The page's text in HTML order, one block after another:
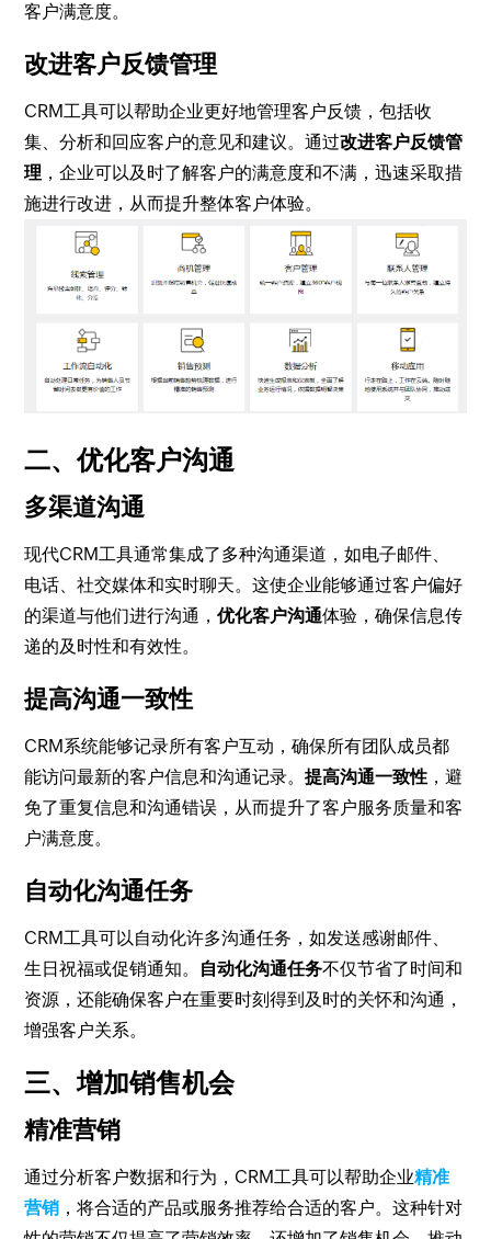
客户满意度。
改进客户反馈管理
CRM工具可以帮助企业更好地管理客户反馈，包括收
集、分析和回应客户的意见和建议。通过改进客户反馈管
理 ，企业可以及时了解客户的满意度和不满，迅速采取措
施进行改进，从而提升整体客户体验。
二、优化客户沟通
多渠道沟通
现代CRM工具通常集成了多种沟通渠道，如电子邮件、
电话、社交媒体和实时聊天。这使企业能够通过客户偏好
的渠道与他们进行沟通，优化客户沟通体验，确保信息传
递的及时性和有效性。
提高沟通一致性
CRM系统能够记录所有客户互动，确保所有团队成员都
能访问最新的客户信息和沟通记录。提高沟通一致性 ，避
免了重复信息和沟通错误，从而提升了客户服务质量和客
户满意度。
自动化沟通任务
CRM工具可以自动化许多沟通任务，如发送感谢邮件、
生日祝福或促销通知。 自动化沟通任务不仅节省了时间和
资源，还能确保客户在重要时刻得到及时的关怀和沟通，
增强客户关系。
三、增加销售机会
精准营销
通过分析客户数据和行为，CRM工具可以帮助企业精准
营销 ，将合适的产品或服务推荐给合适的客户。这种针对